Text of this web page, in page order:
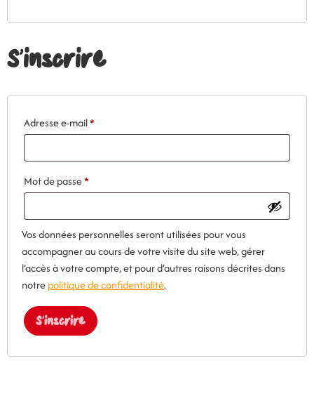
S’inscrire
Adresse e-mail*
Mot de passe*
Vos données personnelles seront utilisées pour vous
accompagner au cours de votre visite du site web, gérer
l’accès à votre compte, et pour d’autres raisons décrites dans
notrepolitique de confidentialité.
S’inscrire